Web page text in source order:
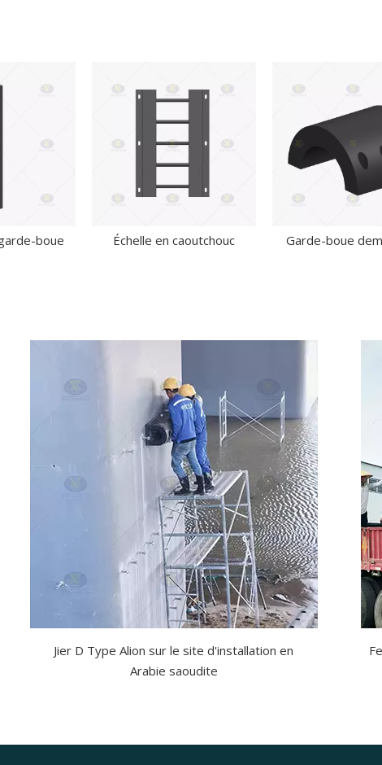
boue Échelle en caoutchouc Garde-boue
Jier D Type Alion sur le site d'installation en
Arabie saoudite